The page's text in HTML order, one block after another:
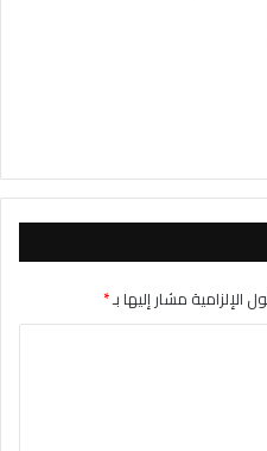
الإلزامية مشار إليها بـ*